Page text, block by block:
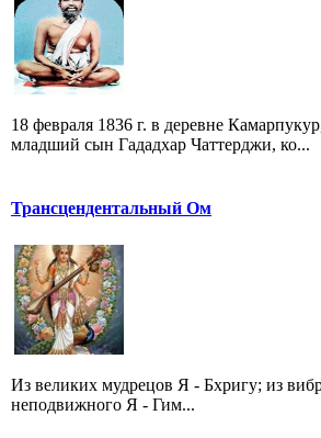
18 февраля 1836 г. в деревне
младший сын Гададхар Чаттерджи, ко...
Трансцендентальный Ом
Из великих мудрецов Я - Бхригу; из
неподвижного Я - Гим...